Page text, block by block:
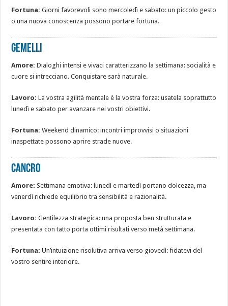
Fortuna: Giorni favorevoli sono mercoledì e sabato: un piccolo gesto
o una nuova conoscenza possono portare fortuna.
GEMELLI
Amore: Dialoghi intensi e vivaci caratterizzano la settimana: socialità e
cuore si intrecciano. Conquistare sarà naturale.
Lavoro: La vostra agilità mentale è la vostra forza: usatela soprattutto
lunedì e sabato per avanzare nei vostri obiettivi.
Fortuna: Weekend dinamico: incontri improvvisi o situazioni
inaspettate possono aprire strade nuove.
CANCRO
Amore: Settimana emotiva: lunedì e martedì portano dolcezza, ma
venerdì richiede equilibrio tra sensibilità e razionalità.
Lavoro: Gentilezza strategica: una proposta ben strutturata e
presentata con tatto porta ottimi risultati verso metà settimana.
Fortuna: Un’intuizione risolutiva arriva verso giovedì: fidatevi del
vostro sentire interiore.